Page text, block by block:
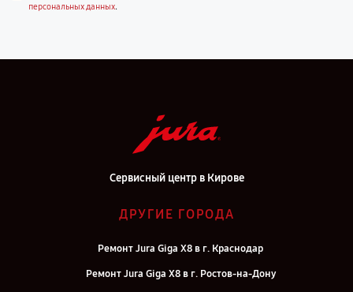
персональных данных.
Сервисный центр в Кирове
ДРУГИЕ ГОРОДА
Ремонт Jura Giga X8 в г. Краснодар
Ремонт Jura Giga X8 в г. Ростов-на-Дону